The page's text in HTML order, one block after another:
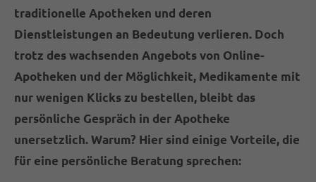
Get in touch
Cybersteel Inc.
376-293 City Road, Suite 600
San Francisco, CA 94102
Have any questions?
+44 1234 567 890
traditionelle Apotheken und deren
Dienstleistungen an Bedeutung verlieren. Doch
trotz des wachsenden Angebots von Online-
Apotheken und der Möglichkeit, Medikamente mit
nur wenigen Klicks zu bestellen, bleibt das
persönliche Gespräch in der Apotheke
unersetzlich. Warum? Hier sind einige Vorteile, die
für eine persönliche Beratung sprechen: